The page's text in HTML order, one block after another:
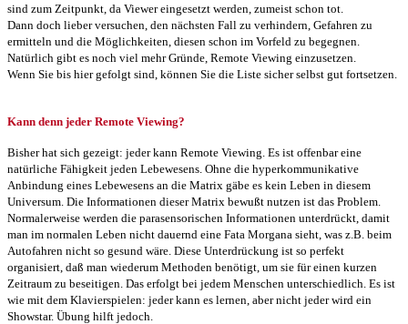
sind zum Zeitpunkt, da Viewer eingesetzt werden, zumeist schon tot.
Dann doch lieber versuchen, den nächsten Fall zu verhindern, Gefahren zu
ermitteln und die Möglichkeiten, diesen schon im Vorfeld zu begegnen.
Natürlich gibt es noch viel mehr Gründe, Remote Viewing einzusetzen.
Wenn Sie bis hier gefolgt sind, können Sie die Liste sicher selbst gut fortsetzen.
Kann denn jeder Remote Viewing?
Bisher hat sich gezeigt: jeder kann Remote Viewing. Es ist offenbar eine
natürliche Fähigkeit jeden Lebewesens. Ohne die hyperkommunikative
Anbindung eines Lebewesens an die Matrix gäbe es kein Leben in diesem
Universum. Die Informationen dieser Matrix bewußt nutzen ist das Problem.
Normalerweise werden die parasensorischen Informationen unterdrückt, damit
man im normalen Leben nicht dauernd eine Fata Morgana sieht, was z.B. beim
Autofahren nicht so gesund wäre. Diese Unterdrückung ist so perfekt
organisiert, daß man wiederum Methoden benötigt, um sie für einen kurzen
Zeitraum zu beseitigen. Das erfolgt bei jedem Menschen unterschiedlich. Es ist
wie mit dem Klavierspielen: jeder kann es lernen, aber nicht jeder wird ein
Showstar. Übung hilft jedoch.